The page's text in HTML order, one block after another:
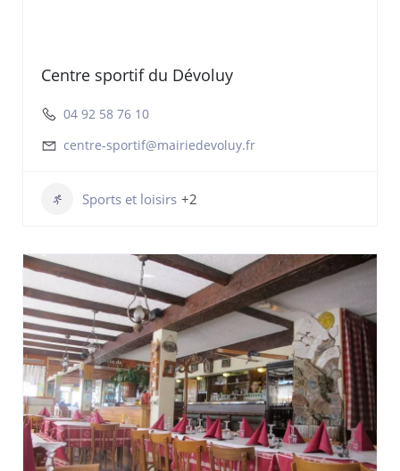
Centre sportif du Dévoluy
04 92 58 76 10
centre-sportif@mairiedevoluy.fr
Sports et loisirs +2